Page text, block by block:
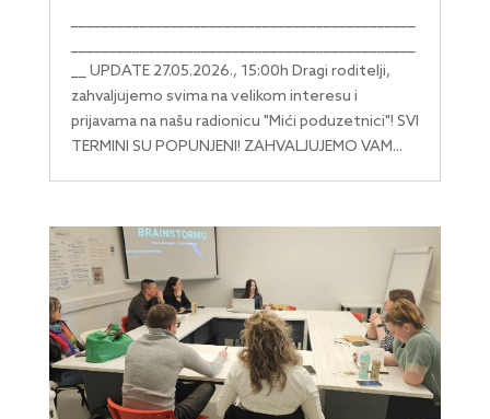
__ UPDATE 27.05.2026., 15:00h Dragi roditelji,
zahvaljujemo svima na velikom interesu i
prijavama na našu radionicu "Mići poduzetnici"! SVI
TERMINI SU POPUNJENI! ZAHVALJUJEMO VAM...